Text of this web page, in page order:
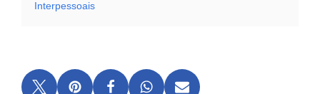
Interpessoais